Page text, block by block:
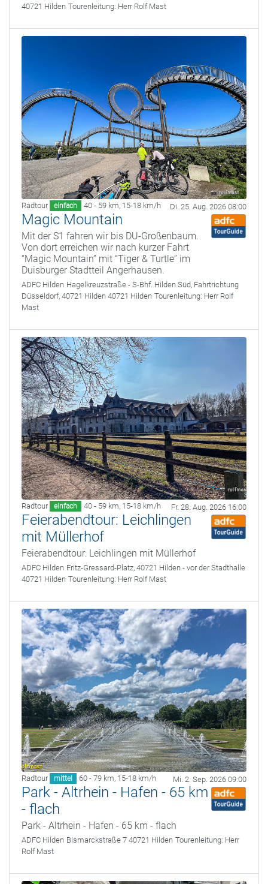
40721 Hilden Tourenleitung: Herr Rolf Mast
Radtour einfach 40 - 59 km, 15-18 km/h Di. 25. Aug. 2026 08:00
Magic Mountain
Mit der S1 fahren wir bis DU-Großenbaum.
Von dort erreichen wir nach kurzer Fahrt
“Magic Mountain” mit “Tiger & Turtle” im
Duisburger Stadtteil Angerhausen.
ADFC Hilden Hagelkreuzstraße - S-Bhf. Hilden Süd, Fahrtrichtung
Düsseldorf, 40721 Hilden 40721 Hilden Tourenleitung: Herr Rolf
Mast
Radtour einfach 40 - 59 km, 15-18 km/h Fr. 28. Aug. 2026 16:00
Feierabendtour: Leichlingen
mit Müllerhof
Feierabendtour: Leichlingen mit Müllerhof
ADFC Hilden Fritz-Gressard-Platz, 40721 Hilden - vor der Stadthalle
40721 Hilden Tourenleitung: Herr Rolf Mast
Radtour mittel 60 - 79 km, 15-18 km/h Mi. 2. Sep. 2026 09:00
Park - Altrhein - Hafen - 65 km
- flach
Park - Altrhein - Hafen - 65 km - flach
ADFC Hilden Bismarckstraße 7 40721 Hilden Tourenleitung: Herr
Rolf Mast